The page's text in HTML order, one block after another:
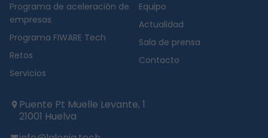
Programa de aceleración de
empresas
Programa FIWARE Tech
Retos
Servicios
Equipo
Actualidad
Sala de prensa
Contacto
Puente Pt Muelle Levante, 1
21001 Huelva